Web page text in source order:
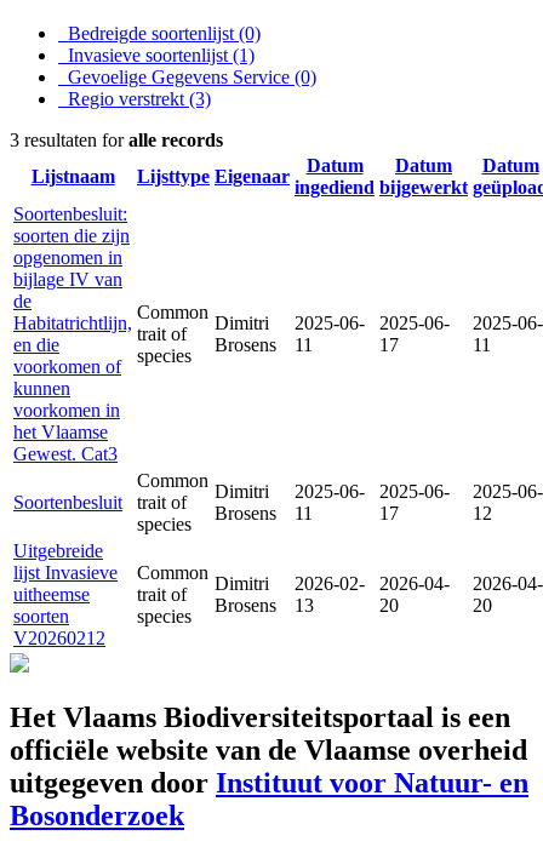
Bedreigde soortenlijst (0)
Invasieve soortenlijst (1)
Gevoelige Gegevens Service (0)
Regio verstrekt (3)
3 resultaten foralle records
Lijstnaam
Lijsttype Eigenaar
Datum
ingediend
Datum
bijgewerkt
Datum
Soortenbesluit:
soorten die zijn
opgenomen in
bijlage IV van
de
Habitatrichtlijn,
en die
voorkomen of
kunnen
voorkomen in
het Vlaamse
Gewest. Cat3
Common
trait of
species
Dimitri
Brosens
2025-06-
11
2025-06-
17
2025-06-
11
Soortenbesluit
Common
trait of
species
Dimitri
Brosens
2025-06-
11
2025-06-
17
2025-06-
12
Uitgebreide
lijst Invasieve
uitheemse
soorten
V20260212
Common
trait of
species
Dimitri
Brosens
2026-02-
13
2026-04-
20
2026-04-
20
Het Vlaams Biodiversiteitsportaal is een
officiële website van de Vlaamse overheid
uitgegeven door Instituut voor Natuur- en
Bosonderzoek